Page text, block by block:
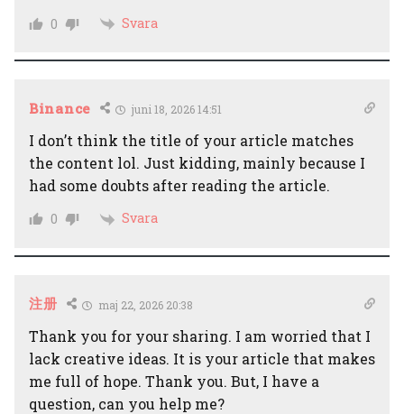
0
Svara
Binance juni 18, 2026 14:51
I don’t think the title of your article matches
the content lol. Just kidding, mainly because I
had some doubts after reading the article.
0 Svara
注册 maj 22, 2026 20:38
Thank you for your sharing. I am worried that I
lack creative ideas. It is your article that makes
me full of hope. Thank you. But, I have a
question, can you help me?